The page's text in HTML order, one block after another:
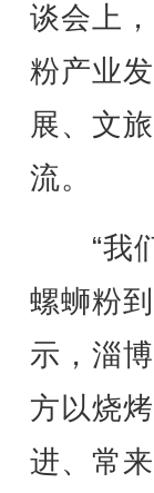
谈会上
粉产业
展、文
流。
“我们
螺蛳粉
示，淄
方以烧
进、常